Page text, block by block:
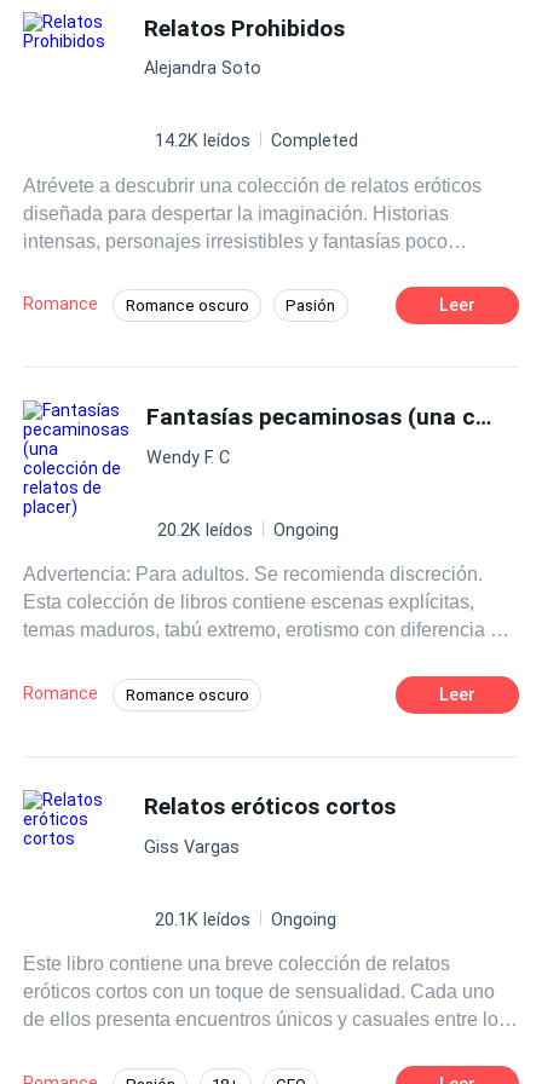
Identidad ocultaRelatos Prohibidos
Alejandra Soto
14.2K leídos Completed
Atrévete a descubrir una colección de relatos eróticos
diseñada para despertar la imaginación. Historias
intensas, personajes irresistibles y fantasías poco
buscan experiencias de lectura cargadas de sensualidad
Romance Romance oscuro Pasión
Amor Prohibido
Leer
Fantasías pecaminosas (una colección de relatos de placer)
Wendy F. C
20.2K leídos Ongoing
Advertencia: Para adultos. Se recomienda discreción.
Esta colección de libros contiene escenas explícitas,
temas maduros, tabú extremo, erotismo con diferencia de
adultos. Si no te gustan los temas oscuros, apasionados
y controvertidos, este libro no es para ti. Si no... Prepárate
Romance Romance oscuro
Amor Prohibido Erótico
Leer
Relatos eróticos cortos
Giss Vargas
20.1K leídos Ongoing
Este libro contiene una breve colección de relatos
eróticos cortos con un toque de sensualidad. Cada uno
de ellos presenta encuentros únicos y casuales entre los
necesario leer alguna otra de mis novelas para entender